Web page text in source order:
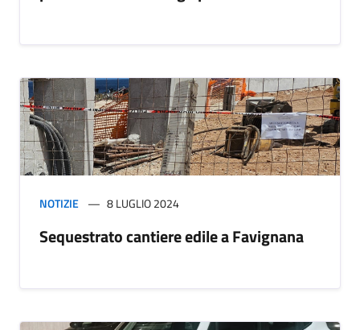
NOTIZIE 8 LUGLIO 2024
Sequestrato cantiere edile a Favignana